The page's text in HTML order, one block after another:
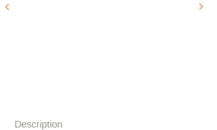
Description